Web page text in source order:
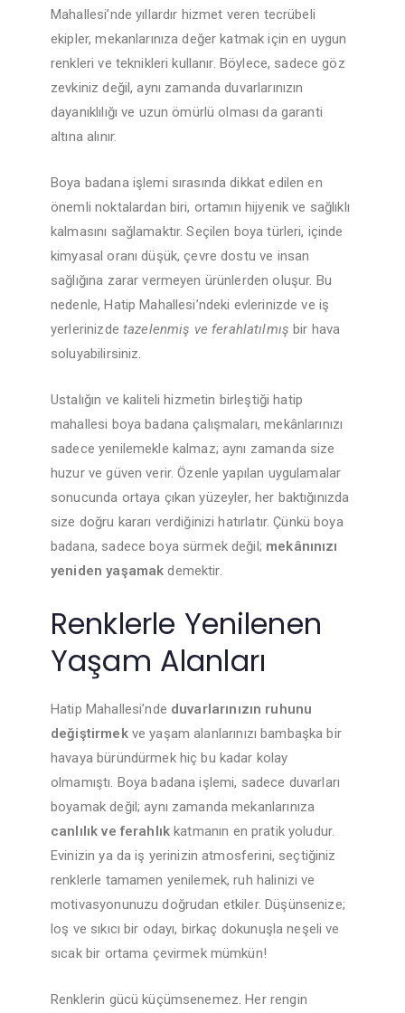
Mahallesi’nde yıllardır hizmet veren tecrübeli
ekipler, mekanlarınıza değer katmak için en uygun
renkleri ve teknikleri kullanır. Böylece, sadece göz
zevkiniz değil, aynı zamanda duvarlarınızın
dayanıklılığı ve uzun ömürlü olması da garanti
altına alınır.
Boya badana işlemi sırasında dikkat edilen en
önemli noktalardan biri, ortamın hijyenik ve sağlıklı
kalmasını sağlamaktır. Seçilen boya türleri, içinde
kimyasal oranı düşük, çevre dostu ve insan
sağlığına zarar vermeyen ürünlerden oluşur. Bu
nedenle, Hatip Mahallesi’ndeki evlerinizde ve iş
yerlerinizde tazelenmiş ve ferahlatılmış bir hava
soluyabilirsiniz.
Ustalığın ve kaliteli hizmetin birleştiği hatip
mahallesi boya badana çalışmaları, mekânlarınızı
sadece yenilemekle kalmaz; aynı zamanda size
huzur ve güven verir. Özenle yapılan uygulamalar
sonucunda ortaya çıkan yüzeyler, her baktığınızda
size doğru kararı verdiğinizi hatırlatır. Çünkü boya
badana, sadece boya sürmek değil; mekânınızı
yeniden yaşamak demektir.
Renklerle Yenilenen
Yaşam Alanları
Hatip Mahallesi’nde duvarlarınızın ruhunu
değiştirmekve yaşam alanlarınızı bambaşka bir
havaya büründürmek hiç bu kadar kolay
olmamıştı. Boya badana işlemi, sadece duvarları
boyamak değil; aynı zamanda mekanlarınıza
canlılık ve ferahlık katmanın en pratik yoludur.
Evinizin ya da iş yerinizin atmosferini, seçtiğiniz
renklerle tamamen yenilemek, ruh halinizi ve
motivasyonunuzu doğrudan etkiler. Düşünsenize;
loş ve sıkıcı bir odayı, birkaç dokunuşla neşeli ve
sıcak bir ortama çevirmek mümkün!
Renklerin gücü küçümsenemez. Her rengin